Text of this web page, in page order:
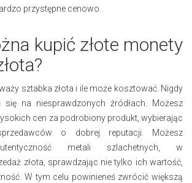
przystępne cenowo.
kupić złote monety
sztabka złota i ile może kosztować. Nigdy
się na niesprawdzonych źródłach. Możesz
cen za podrobiony produkt, wybierając
o dobrej reputacji. Możesz
metali szlachetnych, w
złota, sprawdzając nie tylko ich wartość,
W tym celu powinieneś zwrócić większą